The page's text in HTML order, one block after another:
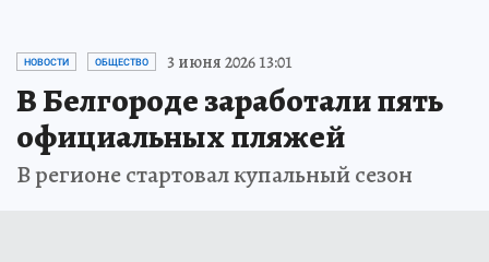
НОВОСТИ ОБЩЕСТВО 3 июня 2026 13:01
В Белгороде заработали пять
официальных пляжей
В регионе стартовал купальный сезон